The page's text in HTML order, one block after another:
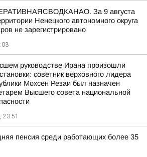
За 9 августа
Ненецкого автономного округа
не зарегистрировано
руководстве Ирана произошли
советник верховного лидера
Мохсен Резаи был назначен
Высшего совета национальной
23:51
пенсия среди работающих более 35